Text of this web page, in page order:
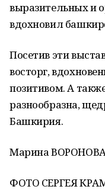
выразительных и
вдохновил
Посетив эти
восторг,
позитивом. А
разнообразна,
Башкирия.
Марина
ФОТО СЕРГЕЯ